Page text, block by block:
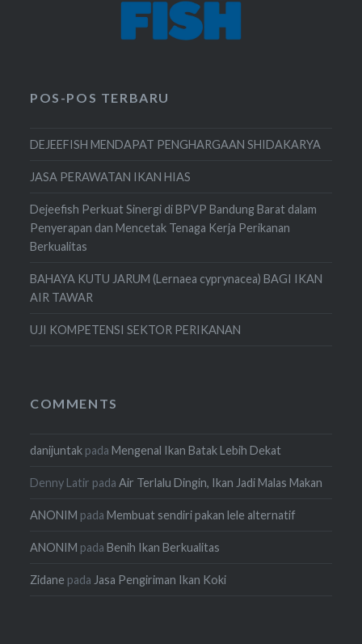
POS-POS TERBARU
DEJEEFISH MENDAPAT PENGHARGAAN SHIDAKARYA
JASA PERAWATAN IKAN HIAS
Dejeefish Perkuat Sinergi di BPVP Bandung Barat dalam
Penyerapan dan Mencetak Tenaga Kerja Perikanan
Berkualitas
BAHAYA KUTU JARUM (Lernaea cyprynacea) BAGI IKAN
AIR TAWAR
UJI KOMPETENSI SEKTOR PERIKANAN
COMMENTS
danijuntak padaMengenal Ikan Batak Lebih Dekat
Denny Latir padaAir Terlalu Dingin, Ikan Jadi Malas Makan
ANONIM padaMembuat sendiri pakan lele alternatif
ANONIM padaBenih Ikan Berkualitas
Zidane pada Jasa Pengiriman Ikan Koki